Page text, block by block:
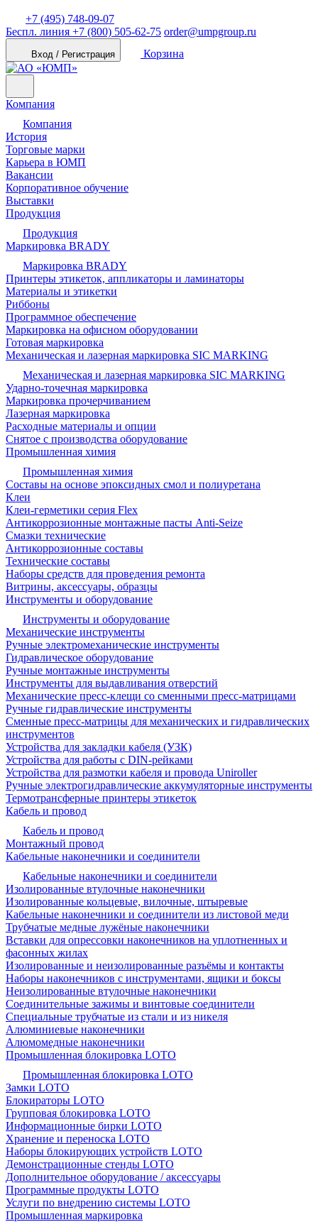
+7 (495) 748-09-07
Беспл. линия +7 (800) 505-62-75 order@umpgroup.ru
Вход / Регистрация Корзина
Компания
Компания
История
Торговые марки
Карьера в ЮМП
Вакансии
Корпоративное обучение
Выставки
Продукция
Продукция
Маркировка BRADY
Маркировка BRADY
Принтеры этикеток, аппликаторы и ламинаторы
Материалы и этикетки
Риббоны
Программное обеспечение
Маркировка на офисном оборудовании
Готовая маркировка
Механическая и лазерная маркировка SIC MARKING
Механическая и лазерная маркировка SIC MARKING
Ударно-точечная маркировка
Маркировка прочерчиванием
Лазерная маркировка
Расходные материалы и опции
Снятое с производства оборудование
Промышленная химия
Промышленная химия
Составы на основе эпоксидных смол и полиуретана
Клеи
Клеи-герметики серия Flex
Антикоррозионные монтажные пасты Anti-Seize
Смазки технические
Антикоррозионные составы
Технические составы
Наборы средств для проведения ремонта
Витрины, аксессуары, образцы
Инструменты и оборудование
Инструменты и оборудование
Механические инструменты
Ручные электромеханические инструменты
Гидравлическое оборудование
Ручные монтажные инструменты
Инструменты для выдавливания отверстий
Механические пресс-клещи со сменными пресс-матрицами
Ручные гидравлические инструменты
Сменные пресс-матрицы для механических и гидравлических
инструментов
Устройства для закладки кабеля (УЗК)
Устройства для работы с DIN-рейками
Устройства для размотки кабеля и провода Uniroller
Ручные электрогидравлические аккумуляторные инструменты
Термотрансферные принтеры этикеток
Кабель и провод
Кабель и провод
Монтажный провод
Кабельные наконечники и соединители
Кабельные наконечники и соединители
Изолированные втулочные наконечники
Изолированные кольцевые, вилочные, штыревые
Кабельные наконечники и соединители из листовой меди
Трубчатые медные лужёные наконечники
Вставки для опрессовки наконечников на уплотненных и
фасонных жилах
Изолированные и неизолированные разъёмы и контакты
Наборы наконечников с инструментами, ящики и боксы
Неизолированные втулочные наконечники
Соединительные зажимы и винтовые соединители
Специальные трубчатые из стали и из никеля
Алюминиевые наконечники
Алюмомедные наконечники
Промышленная блокировка LOTO
Промышленная блокировка LOTO
Замки LOTO
Блокираторы LOTO
Групповая блокировка LOTO
Информационные бирки LOTO
Хранение и переноска LOTO
Наборы блокирующих устройств LOTO
Демонстрационные стенды LOTO
Дополнительное оборудование / аксессуары
Программные продукты LOTO
Услуги по внедрению системы LOTO
Промышленная маркировка